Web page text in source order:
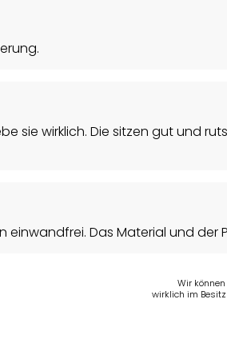
sie wirklich. Die sitzen gut und
Das Material und der
Wir
wirklich im